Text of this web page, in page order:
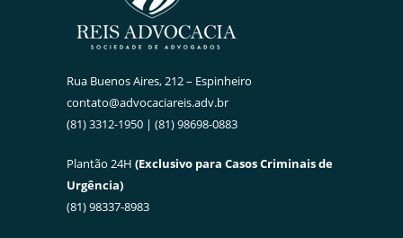
Rua Buenos Aires, 212 – Espinheiro
contato@advocaciareis.adv.br
(81) 3312-1950 | (81) 98698-0883
Plantão 24H (Exclusivo para Casos Criminais de
Urgência)
(81) 98337-8983